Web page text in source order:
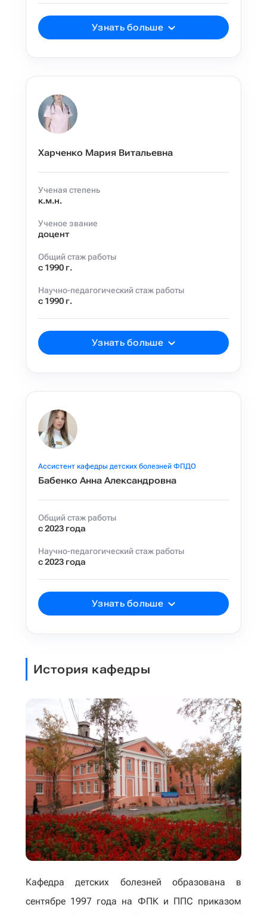
Узнать больше
Харченко Мария Витальевна
Узнать больше
Ученая степень
к.м.н.
Ученое звание
доцент
Общий стаж работы
с 1990 г.
Научно-педагогический стаж работы
с 1990 г.
Ассистент кафедры детских болезней ФПДО
Бабенко Анна Александровна
Узнать больше
Общий стаж работы
с 2023 года
Научно-педагогический стаж работы
с 2023 года
История кафедры
Кафедра детских болезней образована в
сентябре 1997 года на ФПК и ППС приказом